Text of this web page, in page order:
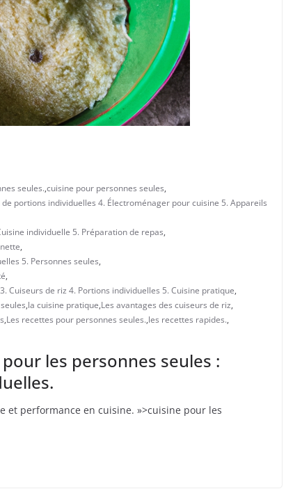
seules.,cuisine pour personnes seules,
portions individuelles 4. Électroménager pour cuisine 5. Appareils
individuelle 5. Préparation de repas,
,
5. Personnes seules,
,
Cuiseurs de riz 4. Portions individuelles 5. Cuisine pratique,
,la cuisine pratique,Les avantages des cuiseurs de riz,
,Les recettes pour personnes seules.,les recettes rapides.,
les personnes seules :
et performance en cuisine. »>cuisine pour les